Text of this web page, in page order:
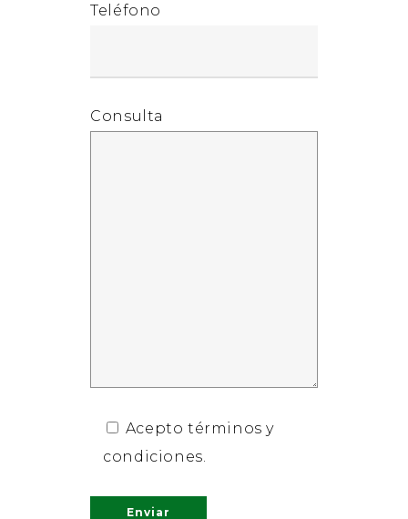
Teléfono
Consulta
Acepto términos y
condiciones.